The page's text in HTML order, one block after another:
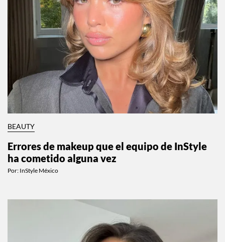
BEAUTY
Errores de makeup que el equipo de InStyle
ha cometido alguna vez
Por: InStyle México